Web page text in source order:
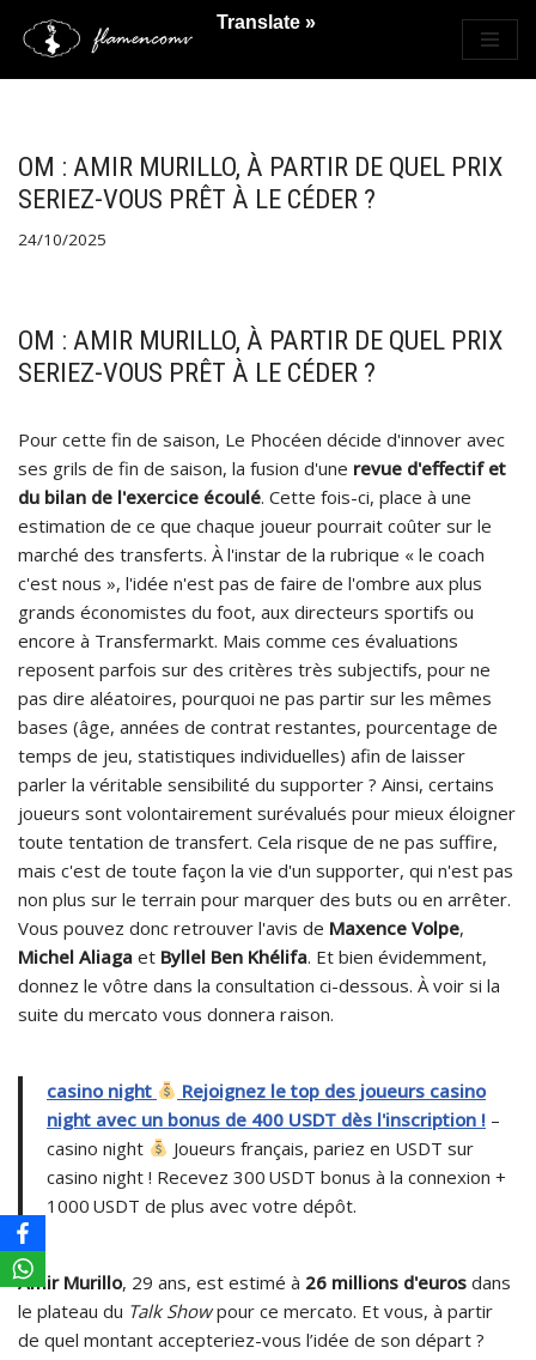
Saltar
OM : AMIR MURILLO, À PARTIR DE QUEL PRIX
SERIEZ-VOUS PRÊT À LE CÉDER ?
24/10/2025
OM : AMIR MURILLO, À PARTIR DE QUEL PRIX
SERIEZ-VOUS PRÊT À LE CÉDER ?
Pour cette fin de saison, Le Phocéen décide d'innover avec
ses grils de fin de saison, la fusion d'une revue d'effectif et
du bilan de l'exercice écoulé. Cette fois-ci, place à une
estimation de ce que chaque joueur pourrait coûter sur le
marché des transferts. À l'instar de la rubrique « le coach
c'est nous », l'idée n'est pas de faire de l'ombre aux plus
grands économistes du foot, aux directeurs sportifs ou
encore à Transfermarkt. Mais comme ces évaluations
reposent parfois sur des critères très subjectifs, pour ne
pas dire aléatoires, pourquoi ne pas partir sur les mêmes
bases (âge, années de contrat restantes, pourcentage de
temps de jeu, statistiques individuelles) afin de laisser
parler la véritable sensibilité du supporter ? Ainsi, certains
joueurs sont volontairement surévalués pour mieux éloigner
toute tentation de transfert. Cela risque de ne pas suffire,
mais c'est de toute façon la vie d'un supporter, qui n'est pas
non plus sur le terrain pour marquer des buts ou en arrêter.
Vous pouvez donc retrouver l'avis de Maxence Volpe,
Michel Aliaga et Byllel Ben Khélifa. Et bien évidemment,
donnez le vôtre dans la consultation ci-dessous. À voir si la
suite du mercato vous donnera raison.
casino night
Rejoignez le top des joueurs casino
night avec un bonus de 400 USDT dès l'inscription ! –
casino night
Joueurs français, pariez en USDT sur
casino night ! Recevez 300 USDT bonus à la connexion +
1000 USDT de plus avec votre dépôt.
Amir Murillo, 29 ans, est estimé à 26 millions d'euros dans
le plateau du Talk Showpour ce mercato. Et vous, à partir
de quel montant accepteriez-vous l’idée de son départ ?
Translate »